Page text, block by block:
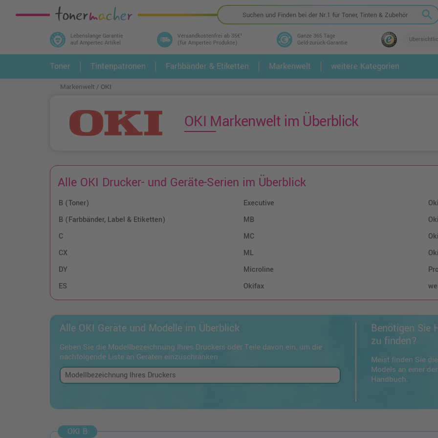
search
Lebenslange Garantie
auf Ampertec Artikel
Versandkostenfrei ab 35€¹
(für Ampertec Produkte)
Ganze 365 Tage
Geld-zurück-Garantie
In 3 einfachen Schritten ihr Druckermodell
und alle dazu passenden Artikel finden ➤ 1. 2.
Toner Tintenpatronen Farbbänder & Etiketten Markenwelt weitere Kategorien
Markenwelt OKI
OKI Markenwelt im Überblick
Alle OKI Drucker- und Geräte-Serien im Überblick
B (Toner)
B (Farbbänder, Label & Etiketten)
C
CX
DY
ES
Executive
MB
MC
ML
Microline
Okifax
Alle OKI Geräte und Modelle im Überblick
Geben Sie die Modellbezeichnung Ihres Druckers oder Teile davon ein, um die
nachfolgende Liste an Geräten einzuschränken
Benötigen Sie
zu finden?
Meist finden Sie
Models an einer
Handbuch.
OKI B